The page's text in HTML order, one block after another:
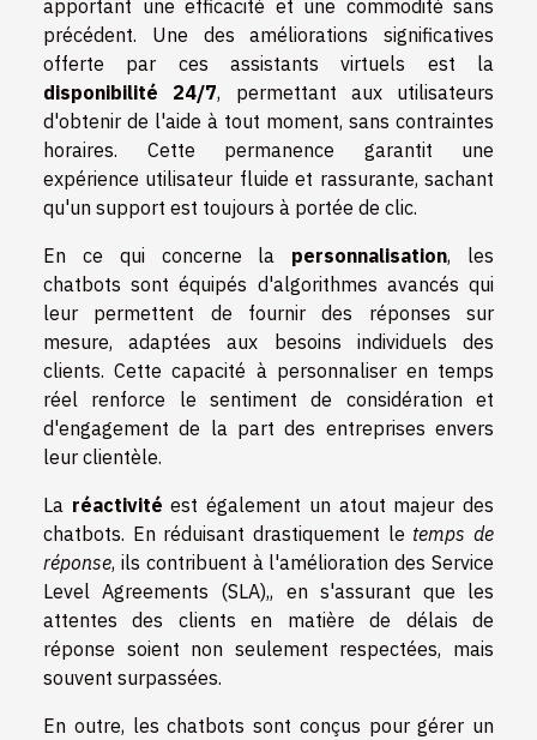
apportant une efficacité et une commodité sans
précédent. Une des améliorations significatives
offerte par ces assistants virtuels est la
disponibilité 24/7, permettant aux utilisateurs
d'obtenir de l'aide à tout moment, sans contraintes
horaires. Cette permanence garantit une
expérience utilisateur fluide et rassurante, sachant
qu'un support est toujours à portée de clic.
En ce qui concerne la personnalisation, les
chatbots sont équipés d'algorithmes avancés qui
leur permettent de fournir des réponses sur
mesure, adaptées aux besoins individuels des
clients. Cette capacité à personnaliser en temps
réel renforce le sentiment de considération et
d'engagement de la part des entreprises envers
leur clientèle.
La réactivité est également un atout majeur des
chatbots. En réduisant drastiquement le temps de
réponse, ils contribuent à l'amélioration des Service
Level Agreements (SLA),, en s'assurant que les
attentes des clients en matière de délais de
réponse soient non seulement respectées, mais
souvent surpassées.
En outre, les chatbots sont conçus pour gérer un